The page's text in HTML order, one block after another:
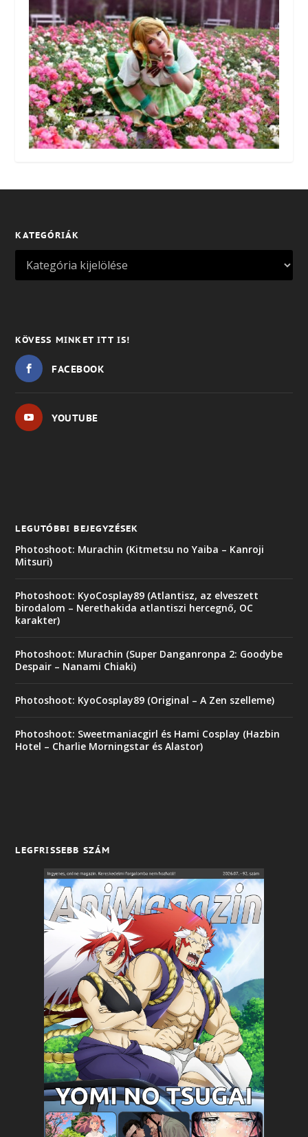
KATEGÓRIÁK
KÖVESS MINKET ITT IS!
FACEBOOK
YOUTUBE
LEGUTÓBBI BEJEGYZÉSEK
Photoshoot: Murachin (Kitmetsu no Yaiba – Kanroji
Mitsuri)
Photoshoot: KyoCosplay89 (Atlantisz, az elveszett
birodalom – Nerethakida atlantiszi hercegnő, OC
karakter)
Photoshoot: Murachin (Super Danganronpa 2: Goodybe
Despair – Nanami Chiaki)
Photoshoot: KyoCosplay89 (Original – A Zen szelleme)
Photoshoot: Sweetmaniacgirl és Hami Cosplay (Hazbin
Hotel – Charlie Morningstar és Alastor)
LEGFRISSEBB SZÁM